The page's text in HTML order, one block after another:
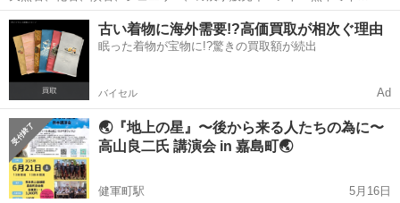
ルマルシェ」さんの中に、 笑顔の花咲く癒しイベント「きゅんきらフ
ェス」も出展します＾＾ 全国各地で活躍されている、すご腕セラピス
トさんによる、癒し・ス...
熊本 上益城郡 熊本駅 地域/お祭り フェス
古い着物に海外需要!?高価買取が相次ぐ理由
眠った着物が宝物に!?驚きの買取額が続出
バイセル Ad
🌏『地上の星』〜後から来る人たちの為に〜
高山良二氏 講演会 in 嘉島町🌏
健軍町駅
5月16日